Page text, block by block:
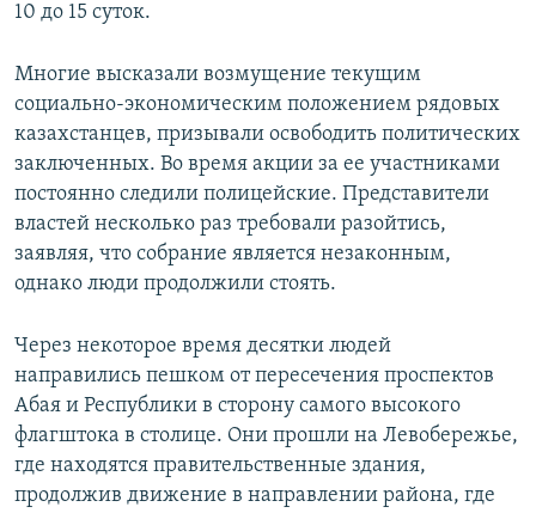
10 до 15 суток.
Многие высказали возмущение текущим
социально-экономическим положением рядовых
казахстанцев, призывали освободить политических
заключенных. Во время акции за ее участниками
постоянно следили полицейские. Представители
властей несколько раз требовали разойтись,
заявляя, что собрание является незаконным,
однако люди продолжили стоять.
Через некоторое время десятки людей
направились пешком от пересечения проспектов
Абая и Республики в сторону самого высокого
флагштока в столице. Они прошли на Левобережье,
где находятся правительственные здания,
продолжив движение в направлении района, где